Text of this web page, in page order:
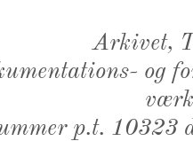
Arkivet,
og
p.t. 10323